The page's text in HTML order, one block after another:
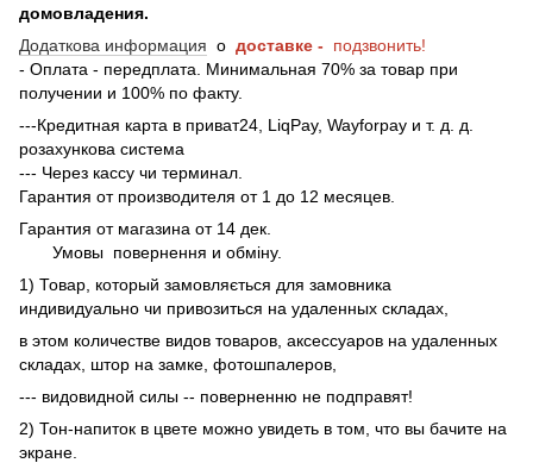
домовладения.
Додаткова информация о доставке - подзвонить!
- Оплата - передплата. Минимальная 70% за товар при
получении и 100% по факту.
---Кредитная карта в приват24, LiqPay, Wayforpay и т. д. д.
розахункова система
--- Через кассу чи терминал.
Гарантия от производителя от 1 до 12 месяцев.
Гарантия от магазина от 14 дек.
Умовы повернення и обміну.
1) Товар, который замовляється для замовника
индивидуально чи привозиться на удаленных складах,
в этом количестве видов товаров, аксессуаров на удаленных
складах, штор на замке, фотошпалеров,
--- видовидной силы -- поверненню не подправят!
2) Тон-напиток в цвете можно увидеть в том, что вы бачите на
экране.